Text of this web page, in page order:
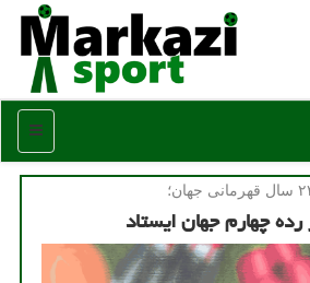
منو
چهارم جهان ایستاد